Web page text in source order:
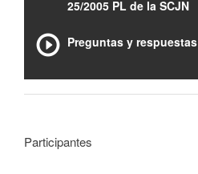
25/2005 PL de la SCJN
Preguntas y respuestas
Participantes